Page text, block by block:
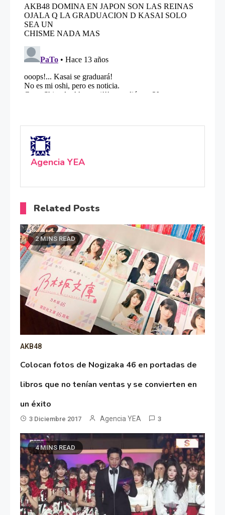
Agencia YEA
Related Posts
2 MINS READ
AKB48
Colocan fotos de Nogizaka 46 en portadas de
libros que no tenían ventas y se convierten en
un éxito
3 Diciembre 2017 Agencia YEA 3
4 MINS READ